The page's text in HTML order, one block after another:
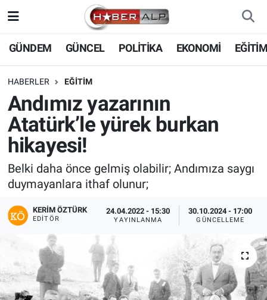
GÜNDEM GÜNCEL POLİTİKA EKONOMİ
HABERLER EĞİTİM
Andımız yazarının
Atatürk’le yürek burkan
hikayesi!
Belki daha önce gelmiş olabilir; Andımıza saygı
duymayanlara ithaf olunur;
KERIM ÖZTÜRK
EDITÖR
24.04.2022 - 15:30
YAYINLANMA
30.10.2024 - 17:00
GÜNCELLEME
Nöbetçi Eczaneler
Hava Durumu
Trafik Durumu
Süper Lig Puan Durumu ve Fikstür
Tüm Manşetler